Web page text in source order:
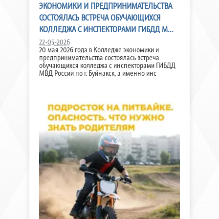
ЭКОНОМИКИ И ПРЕДПРИНИМАТЕЛЬСТВА
СОСТОЯЛАСЬ ВСТРЕЧА ОБУЧАЮЩИХСЯ
КОЛЛЕДЖА С ИНСПЕКТОРАМИ ГИБДД М...
22-05-2026
20 мая 2026 года в Колледже экономики и
предпринимательства состоялась встреча
обучающихся колледжа с инспекторами ГИБДД
МВД России по г. Буйнакск, а именно инс